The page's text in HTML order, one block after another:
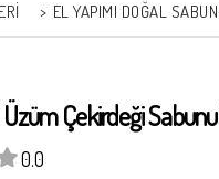
> EL YAPIMI DOĞAL
Çekirdeği Sabunu
0.0